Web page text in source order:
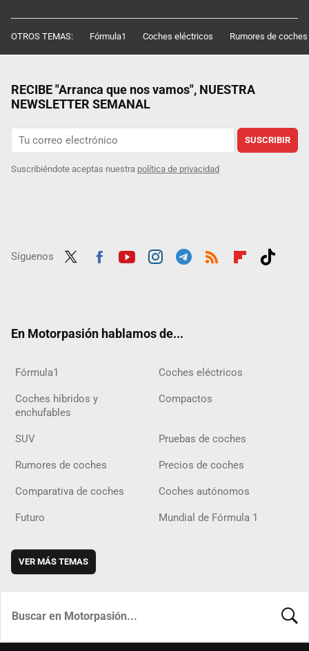
OTROS TEMAS: Fórmula1 Coches eléctricos Rumores de coches
RECIBE "Arranca que nos vamos", NUESTRA
NEWSLETTER SEMANAL
SUSCRIBIR
Suscribiéndote aceptas nuestra política de privacidad
Síguenos
En Motorpasión hablamos de...
Fórmula1 Coches eléctricos
Coches híbridos y
enchufables
Compactos
SUV Pruebas de coches
Rumores de coches Precios de coches
Comparativa de coches Coches autónomos
Futuro Mundial de Fórmula 1
VER MÁS TEMAS